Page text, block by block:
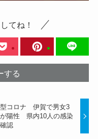
てね！
する
コロナ 伊賀で男女3
が陽性 県内10人の感染
認